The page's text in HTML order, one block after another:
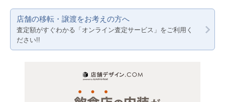
賃料10万円以下
賃料20万円以下
医療・歯科・クリニック
物販・小売
ジム・教室・スタジオ
その他サービス・その他
和食
その他
三重
岐阜
三重
店舗の移転・譲渡をお考えの方へ
査定額がすぐわかる「オンライン査定サービス」をご利用く
ださい!!